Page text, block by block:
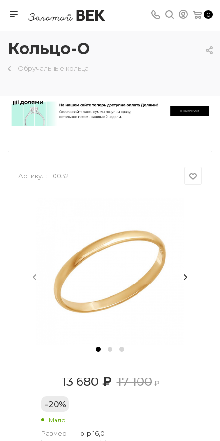
0
Кольцо-О
Обручальные кольца
Артикул: 110032
13 680 ₽ 17 100₽
-20%
Мало
Размер — р-р 16,0